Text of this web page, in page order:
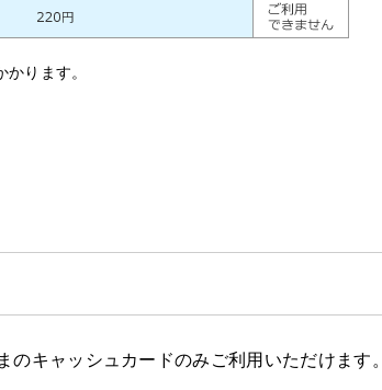
ります。
のキャッシュカードのみご利用いただけます。